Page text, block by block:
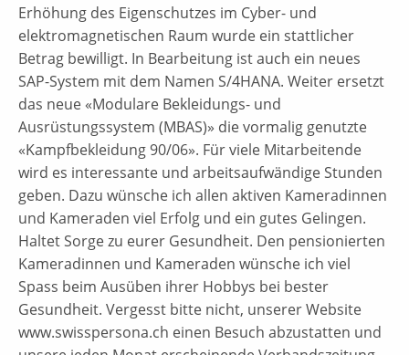
Erhöhung des Eigenschutzes im Cyber- und
elektromagnetischen Raum wurde ein stattlicher
Betrag bewilligt. In Bearbeitung ist auch ein neues
SAP-System mit dem Namen S/4HANA. Weiter ersetzt
das neue «Modulare Bekleidungs- und
Ausrüstungssystem (MBAS)» die vormalig genutzte
«Kampfbekleidung 90/06». Für viele Mitarbeitende
wird es interessante und arbeitsaufwändige Stunden
geben. Dazu wünsche ich allen aktiven Kameradinnen
und Kameraden viel Erfolg und ein gutes Gelingen.
Haltet Sorge zu eurer Gesundheit. Den pensionierten
Kameradinnen und Kameraden wünsche ich viel
Spass beim Ausüben ihrer Hobbys bei bester
Gesundheit. Vergesst bitte nicht, unserer Website
www.swisspersona.ch einen Besuch abzustatten und